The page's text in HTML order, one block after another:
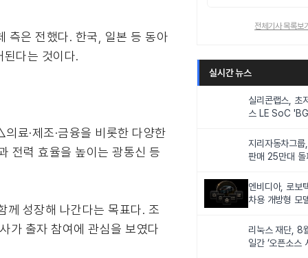
측은 전했다. 한국, 일본 등 동아
다는 것이다.
료·제조·금융을 비롯한 다양한
전력 효율을 높이는 광통신 등
께 성장해 나간다는 목표다. 조
가 출자 참여에 관심을 보였다
전체기사 목록보
실시간 뉴스
실리콘랩스, 초
스 LE SoC
지리자동차그
판매 25만대 돌
엔비디아, 로보
차용 개방형 모
리눅스 재단, 8
일간 ‘오픈소스